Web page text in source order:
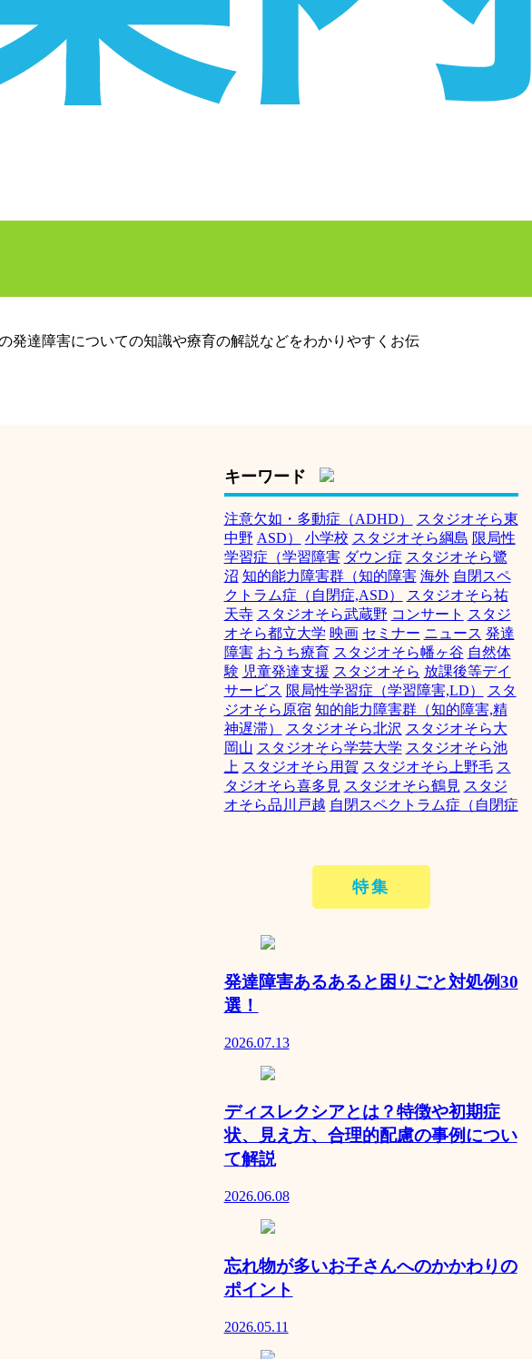
達障害についての知識や療育の解説などをわかりやすくお伝
キーワード
注意欠如・多動症（ADHD）
スタジオそら東
中野 ASD） 小学校 スタジオそら綱島 限局性
学習症（学習障害 ダウン症 スタジオそら鷺
沼 知的能力障害群（知的障害 海外 自閉スペ
クトラム症（自閉症,ASD）
スタジオそら祐
天寺 スタジオそら武蔵野 コンサート スタジ
オそら都立大学 映画 セミナー ニュース 発達
障害 おうち療育 スタジオそら幡ヶ谷 自然体
験 児童発達支援 スタジオそら 放課後等デイ
サービス 限局性学習症（学習障害,LD）
スタ
ジオそら原宿 知的能力障害群（知的障害,精
神遅滞）
スタジオそら北沢 スタジオそら大
岡山 スタジオそら学芸大学 スタジオそら池
上 スタジオそら用賀 スタジオそら上野毛 ス
タジオそら喜多見 スタジオそら鶴見 スタジ
オそら品川戸越 自閉スペクトラム症（自閉症
特集
発達障害あるあると困りごと対処例30
選！
2026.07.13
ディスレクシアとは？特徴や初期症
状、見え方、合理的配慮の事例につい
て解説
2026.06.08
忘れ物が多いお子さんへのかかわりの
ポイント
2026.05.11